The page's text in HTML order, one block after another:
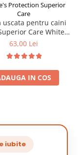
Protection Superior
Care
uscata pentru caini
Care White
Adult cu miel 1,5
63,00 Lei
IN COS
iubite